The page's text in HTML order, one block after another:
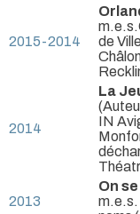
2015-2014
de
2014
La
IN
2013
On
m.e.s.